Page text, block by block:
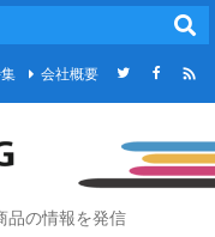
会社概要 
品の情報を発信